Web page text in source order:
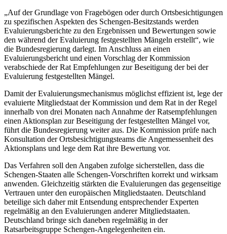
„Auf der Grundlage von Fragebögen oder durch Ortsbesichtigungen
zu spezifischen Aspekten des Schengen-Besitzstands werden
Evaluierungsberichte zu den Ergebnissen und Bewertungen sowie
den während der Evaluierung festgestellten Mängeln erstellt“, wie
die Bundesregierung darlegt. Im Anschluss an einen
Evaluierungsbericht und einen Vorschlag der Kommission
verabschiede der Rat Empfehlungen zur Beseitigung der bei der
Evaluierung festgestellten Mängel.
Damit der Evaluierungsmechanismus möglichst effizient ist, lege der
evaluierte Mitgliedstaat der Kommission und dem Rat in der Regel
innerhalb von drei Monaten nach Annahme der Ratsempfehlungen
einen Aktionsplan zur Beseitigung der festgestellten Mängel vor,
führt die Bundesregierung weiter aus. Die Kommission prüfe nach
Konsultation der Ortsbesichtigungsteams die Angemessenheit des
Aktionsplans und lege dem Rat ihre Bewertung vor.
Das Verfahren soll den Angaben zufolge sicherstellen, dass die
Schengen-Staaten alle Schengen-Vorschriften korrekt und wirksam
anwenden. Gleichzeitig stärkten die Evaluierungen das gegenseitige
Vertrauen unter den europäischen Mitgliedstaaten. Deutschland
beteilige sich daher mit Entsendung entsprechender Experten
regelmäßig an den Evaluierungen anderer Mitgliedstaaten.
Deutschland bringe sich daneben regelmäßig in der
Ratsarbeitsgruppe Schengen-Angelegenheiten ein.